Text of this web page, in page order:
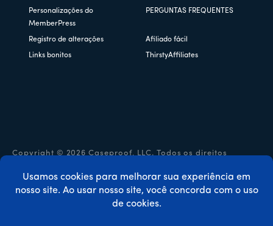
Personalizações do
MemberPress
PERGUNTAS FREQUENTES
Registro de alterações Afiliado fácil
Links bonitos ThirstyAffiliates
Copyright © 2026 Caseproof, LLC. Todos os direitos
Política de privacidade Reembolsos
Termos e condições
Código de cupom MemberPress